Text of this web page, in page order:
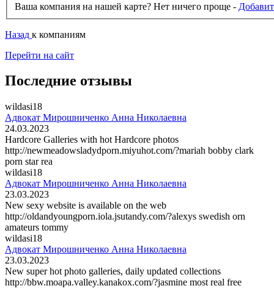
Ваша компания на нашей карте? Нет ничего проще -
Назад к компаниям
Перейти на сайт
Последние отзывы
wildasi18
Адвокат Мирошниченко Анна Николаевна
24.03.2023
Hardcore Galleries with hot Hardcore photos
http://newmeadowsladydporn.miyuhot.com/?mariah bobby clark
porn star rea
wildasi18
Адвокат Мирошниченко Анна Николаевна
23.03.2023
New sexy website is available on the web
http://oldandyoungporn.iola.jsutandy.com/?alexys swedish orn
amateurs tommy
wildasi18
Адвокат Мирошниченко Анна Николаевна
23.03.2023
New super hot photo galleries, daily updated collections
http://bbw.moapa.valley.kanakox.com/?jasmine most real free